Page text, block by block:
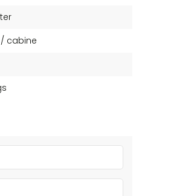
cabine